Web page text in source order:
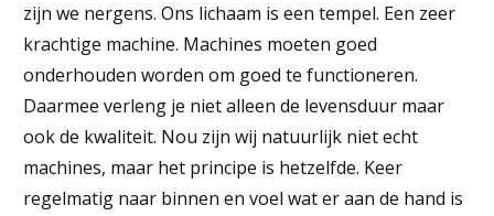
zijn we nergens. Ons lichaam is een tempel. Een zeer
krachtige machine. Machines moeten goed
onderhouden worden om goed te functioneren.
Daarmee verleng je niet alleen de levensduur maar
ook de kwaliteit. Nou zijn wij natuurlijk niet echt
machines, maar het principe is hetzelfde. Keer
regelmatig naar binnen en voel wat er aan de hand is